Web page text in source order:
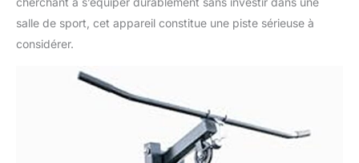
salle de sport, cet appareil constitue une piste sérieuse à
considérer.